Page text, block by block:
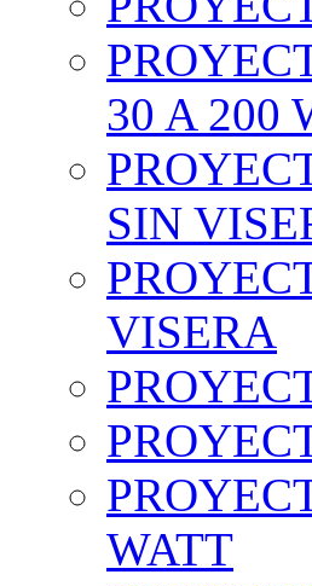
30 A 200
SIN
VISERA
WATT